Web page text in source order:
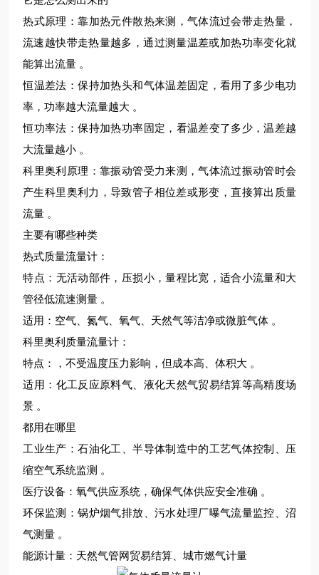
‌热式原理‌：靠加热元件散热来测，气体流过会带走热量，
流速越快带走热量越多，通过测量温差或加热功率变化就
能算出流量 。
‌恒温差法‌：保持加热头和气体温差固定，看用了多少电功
率，功率越大流量越大 。
‌恒功率法‌：保持加热功率固定，看温差变了多少，温差越
大流量越小 。‌‌
‌科里奥利原理‌：靠振动管受力来测，气体流过振动管时会
产生科里奥利力，导致管子相位差或形变，直接算出质量
流量 。‌‌‌
主要有哪些种类
‌热式质量流量计‌：
‌特点‌：无活动部件，压损小，量程比宽，适合小流量和大
管径低流速测量 。
‌适用‌：空气、氮气、氧气、天然气等洁净或微脏气体 。‌‌
‌科里奥利质量流量计‌：
‌特点‌：，不受温度压力影响，但成本高、体积大 。
‌适用‌：化工反应原料气、液化天然气贸易结算等高精度场
景 。‌‌‌
都用在哪里
‌工业生产‌：石油化工、半导体制造中的工艺气体控制、压
缩空气系统监测 。
‌医疗设备：氧气供应系统，确保气体供应安全准确 。
‌环保监测‌：锅炉烟气排放、污水处理厂曝气流量监控、沼
气测量 。
‌能源计量‌：天然气管网贸易结算、城市燃气计量